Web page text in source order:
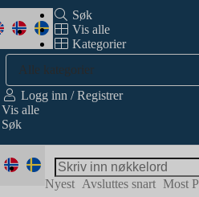
Søk
Vis alle
Kategorier
Alle kategorier
Logg inn / Registrer
Vis alle
Søk
Nyest Avsluttes snart Most